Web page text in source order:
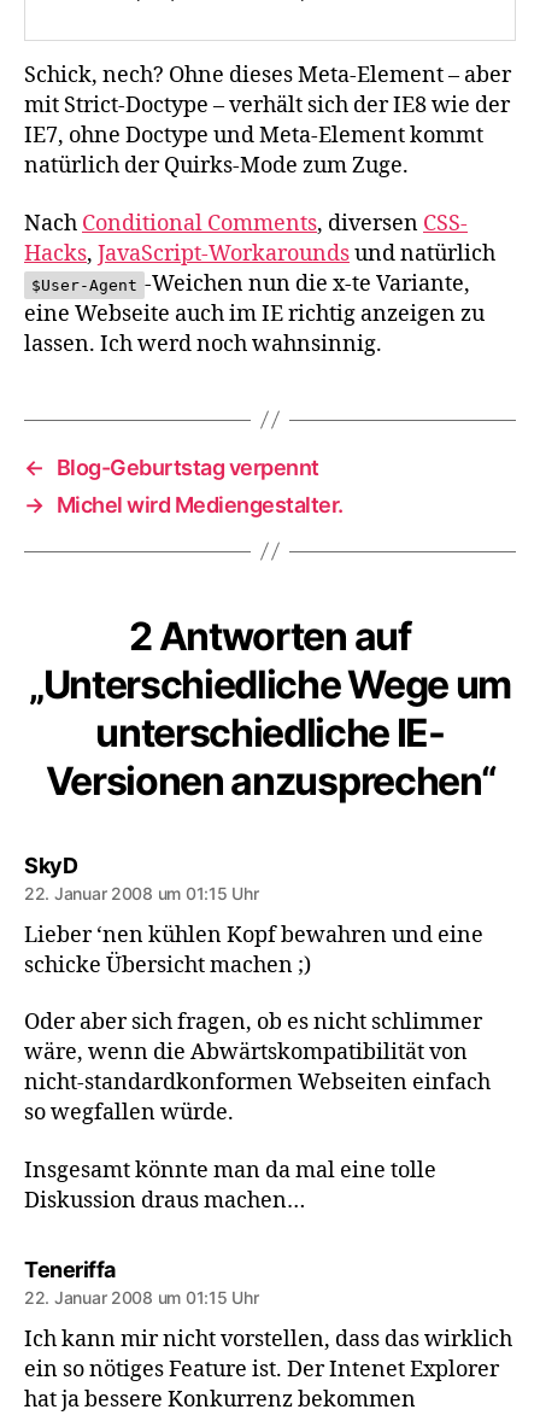
Schick, nech? Ohne dieses Meta-Element – aber
mit Strict-Doctype – verhält sich der IE8 wie der
IE7, ohne Doctype und Meta-Element kommt
natürlich der Quirks-Mode zum Zuge.
Nach Conditional Comments, diversen CSS-
Hacks, JavaScript-Workaroundsund natürlich
$User-Agent -Weichen nun die x-te Variante,
eine Webseite auch im IE richtig anzeigen zu
lassen. Ich werd noch wahnsinnig.
←
Blog-Geburtstag verpennt
→ Michel wird Mediengestalter.
2 Antworten auf
„Unterschiedliche Wege um
unterschiedliche IE-
Versionen anzusprechen“
SkyDsagt:
22. Januar 2008 um 01:15 Uhr
Lieber ‘nen kühlen Kopf bewahren und eine
schicke Übersicht machen ;)
Oder aber sich fragen, ob es nicht schlimmer
wäre, wenn die Abwärtskompatibilität von
nicht-standardkonformen Webseiten einfach
so wegfallen würde.
Insgesamt könnte man da mal eine tolle
Diskussion draus machen…
Teneriffasagt:
22. Januar 2008 um 01:15 Uhr
Ich kann mir nicht vorstellen, dass das wirklich
ein so nötiges Feature ist. Der Intenet Explorer
hat ja bessere Konkurrenz bekommen